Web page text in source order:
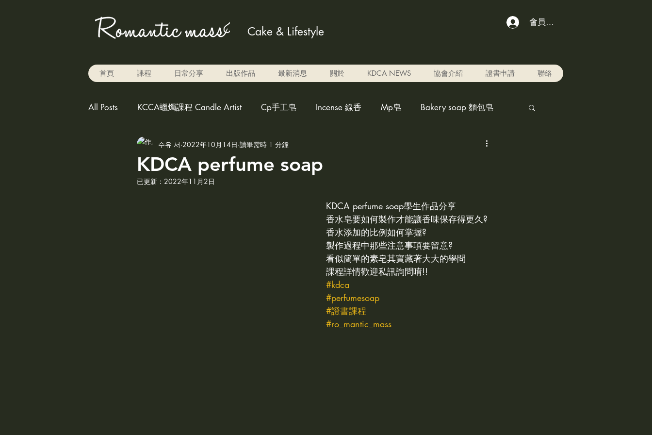
Cake & Lifestyle
會員登入
首頁 課程 日常分享 出版作品 最新消息 關於 KDCA NEWS 協會介紹 證書申請 聯絡
All Posts KCCA蠟燭課程 Candle Artist Cp手工皂 Incense 線香 Mp皂 Bakery soap 麵包皂
Rice baking 米烘焙 carved candle雕刻蠟燭 Alchol ink,酒精水墨畫
play the color for candle,調色蠟燭
kcca IRDA KDCA Bubble bath泡澡錠
KDCA perfume soap
수유 서 2022年10月14日 讀畢需時 1 分鐘
已更新： 2022年11月2日
KDCA perfume soap學生作品分享
香水皂要如何製作才能讓香味保存得更久?
香水添加的比例如何掌握?
製作過程中那些注意事項要留意?
看似簡單的素皂其實藏著大大的學問
課程詳情歡迎私訊詢問唷!!
#kdca
#perfumesoap
#證書課程
#ro_mantic_mass